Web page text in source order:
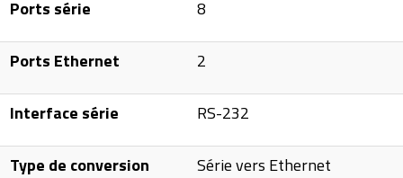
Ports série 8
Ports Ethernet 2
Interface série RS-232
Type de conversion Série vers Ethernet